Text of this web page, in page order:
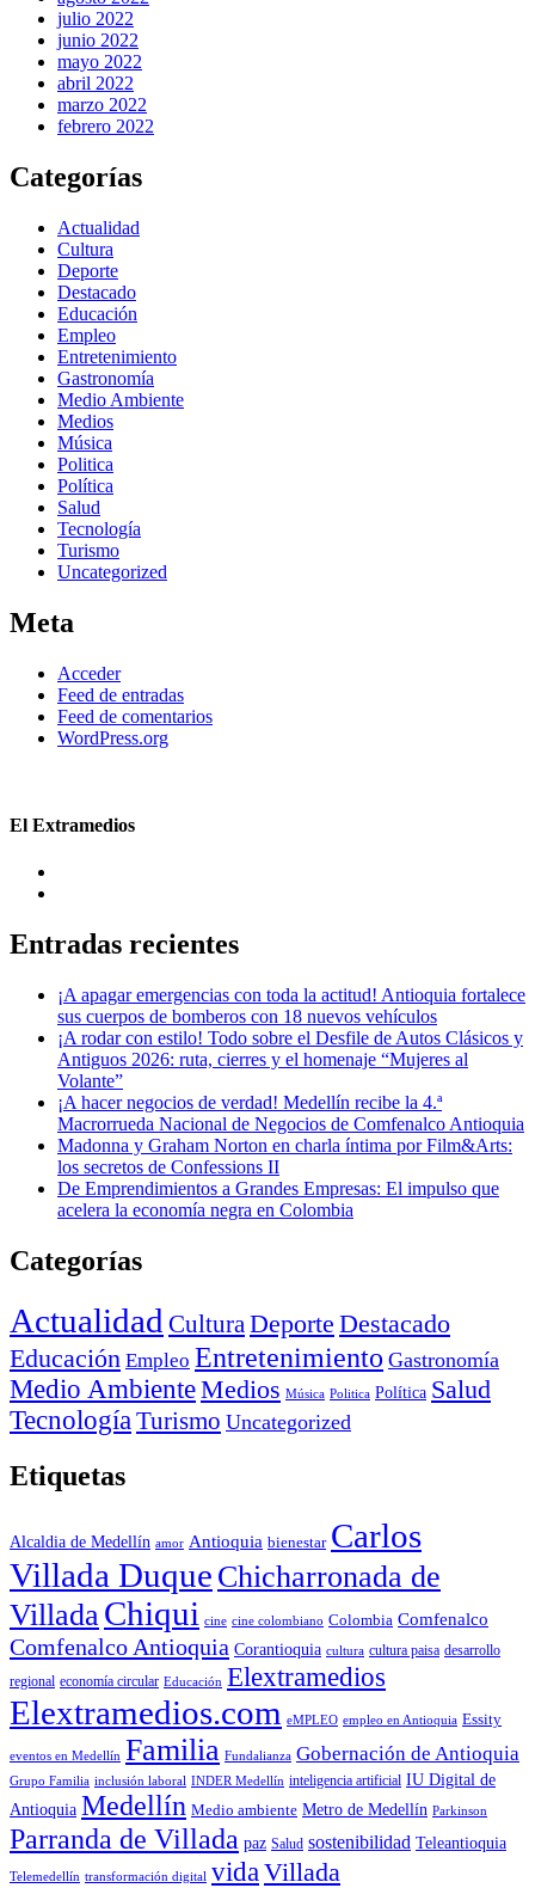
julio 2022
junio 2022
mayo 2022
abril 2022
marzo 2022
febrero 2022
Categorías
Actualidad
Cultura
Deporte
Destacado
Educación
Empleo
Entretenimiento
Gastronomía
Medio Ambiente
Medios
Música
Politica
Política
Salud
Tecnología
Turismo
Uncategorized
Meta
Acceder
Feed de entradas
Feed de comentarios
WordPress.org
El Extramedios
Entradas recientes
¡A apagar emergencias con toda la actitud! Antioquia fortalece
sus cuerpos de bomberos con 18 nuevos vehículos
¡A rodar con estilo! Todo sobre el Desfile de Autos Clásicos y
Antiguos 2026: ruta, cierres y el homenaje “Mujeres al
Volante”
¡A hacer negocios de verdad! Medellín recibe la 4.ª
Macrorrueda Nacional de Negocios de Comfenalco Antioquia
Madonna y Graham Norton en charla íntima por Film&Arts:
los secretos de Confessions II
De Emprendimientos a Grandes Empresas: El impulso que
acelera la economía negra en Colombia
Categorías
Actualidad CulturaDeporte Destacado
Educación Empleo Entretenimiento Gastronomía
Medio AmbienteMedios Música Politica Política Salud
Tecnología Turismo Uncategorized
Etiquetas
Alcaldia de Medellín amor Antioquia bienestar Carlos
Villada Duque Chicharronada de
Villada Chiqui cine cine colombiano Colombia Comfenalco
Comfenalco Antioquia Corantioquia cultura cultura paisa desarrollo
regional economía circular Educación Elextramedios
Elextramedios.com eMPLEO empleo en Antioquia Essity
eventos en Medellín Familia Fundalianza Gobernación de Antioquia
Grupo Familia inclusión laboral INDER Medellín inteligencia artificial IU Digital de
Antioquia Medellín Medio ambiente Metro de Medellín Parkinson
Parranda de Villada paz Salud sostenibilidad Teleantioquia
Telemedellín transformación digital vida Villada